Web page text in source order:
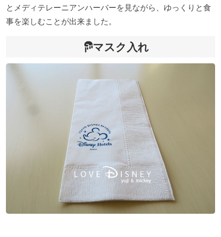
とメディテレーニアンハーバーを見ながら、ゆっくりと食
事を楽しむことが出来ました。
マスク入れ